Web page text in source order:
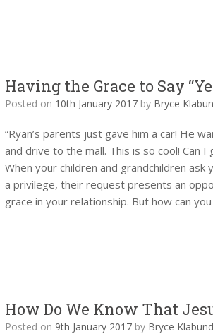
Having the Grace to Say
Posted on 10th January 2017 by Bryce
“Ryan’s parents just gave him a car! He
and drive to the mall. This is so cool! Can I
When your children and grandchildren ask
a privilege, their request presents an
grace in your relationship. But how can
How Do We Know That
Posted on 9th January 2017 by Bryce